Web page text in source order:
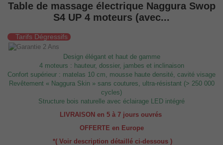
Table de massage électrique Naggura Swop
S4 UP 4 moteurs (avec...
Tarifs Dégressifs
Design élégant et haut de gamme
4 moteurs : hauteur, dossier, jambes et inclinaison
Confort supérieur : matelas 10 cm, mousse haute densité, cavité visage
Revêtement « Naggura Skin » sans coutures, ultra-résistant (> 250 000
cycles)
Structure bois naturelle avec éclairage LED intégré
LIVRAISON en 5 à 7 jours ouvrés
OFFERTE en Europe
*( Voir description détaillé ci-dessous )